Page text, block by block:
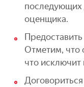
последующих
оценщика.
Отметим, что
что